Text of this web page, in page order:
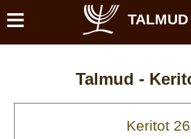
≡
Talmud -